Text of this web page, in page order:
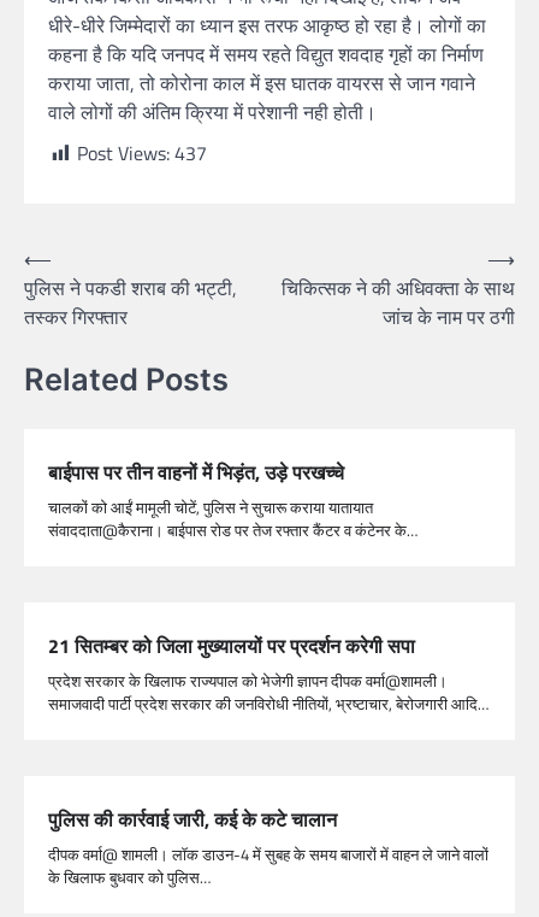
धीरे-धीरे जिम्मेदारों का ध्यान इस तरफ आकृष्ठ हो रहा है। लोगों का
कहना है कि यदि जनपद में समय रहते विद्युत शवदाह गृहों का निर्माण
कराया जाता, तो कोरोना काल में इस घातक वायरस से जान गवाने
वाले लोगों की अंतिम क्रिया में परेशानी नही होती।
Post Views:437
⟵
पुलिस ने पकडी शराब की भट्टी,
तस्कर गिरफ्तार
चिकित्सक ने की अधिवक्ता के साथ
जांच के नाम पर ठगी
⟶
Related Posts
बाईपास पर तीन वाहनों में भिड़ंत, उड़े परखच्चे
चालकों को आईं मामूली चोटें, पुलिस ने सुचारू कराया यातायात
संवाददाता@कैराना। बाईपास रोड पर तेज रफ्तार कैंटर व कंटेनर के…
21 सितम्बर को जिला मुख्यालयों पर प्रदर्शन करेगी सपा
प्रदेश सरकार के खिलाफ राज्यपाल को भेजेगी ज्ञापन दीपक वर्मा@शामली।
समाजवादी पार्टी प्रदेश सरकार की जनविरोधी नीतियों, भ्रष्टाचार, बेरोजगारी आदि…
पुलिस की कार्रवाई जारी, कई के कटे चालान
दीपक वर्मा@ शामली। लाॅक डाउन-4 में सुबह के समय बाजारों में वाहन ले जाने वालों
के खिलाफ बुधवार को पुलिस…